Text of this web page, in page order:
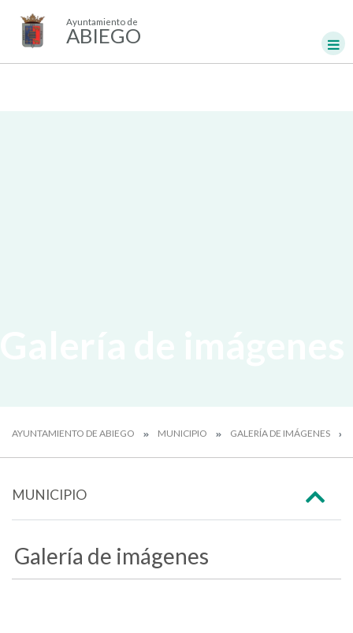
Ayuntamiento de
ABIEGO
AYUNTAMIENTO DE ABIEGO MUNICIPIO GALERÍA DE IMÁGENES
MUNICIPIO
Galería de imágenes